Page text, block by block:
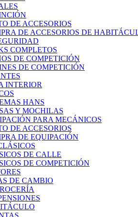
DE ACCESORIOS
DE ACCESORIOS DE
COMPLETOS
DE COMPETICIÓN
DE COMPETICIÓN
INTERIOR
HANS
Y MOCHILAS
PARA MECÁNICOS
DE ACCESORIOS
DE EQUIPACIÓN
DE CALLE
DE COMPETICIÓN
DE CAMBIO